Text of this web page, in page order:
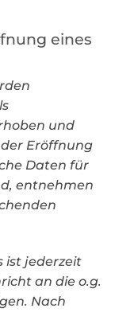
eines
und
Eröffnung
Daten für
entnehmen
ist jederzeit
an die o.g.
Nach